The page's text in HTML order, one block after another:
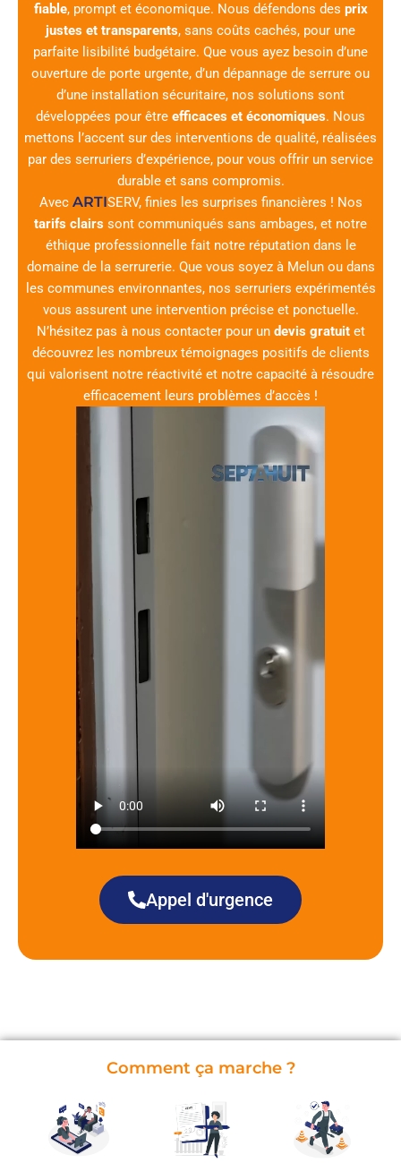
fiable, prompt et économique. Nous défendons des prix
justes et transparents, sans coûts cachés, pour une
parfaite lisibilité budgétaire. Que vous ayez besoin d’une
ouverture de porte urgente, d’un dépannage de serrure ou
d’une installation sécuritaire, nos solutions sont
développées pour être efficaces et économiques. Nous
mettons l’accent sur des interventions de qualité, réalisées
par des serruriers d’expérience, pour vous offrir un service
durable et sans compromis.
Avec ARTISERV, finies les surprises financières ! Nos
tarifs clairs sont communiqués sans ambages, et notre
éthique professionnelle fait notre réputation dans le
domaine de la serrurerie. Que vous soyez à Melun ou dans
les communes environnantes, nos serruriers expérimentés
vous assurent une intervention précise et ponctuelle.
N’hésitez pas à nous contacter pour un devis gratuitet
découvrez les nombreux témoignages positifs de clients
qui valorisent notre réactivité et notre capacité à résoudre
efficacement leurs problèmes d’accès !
Appel d'urgence
Comment ça marche ?